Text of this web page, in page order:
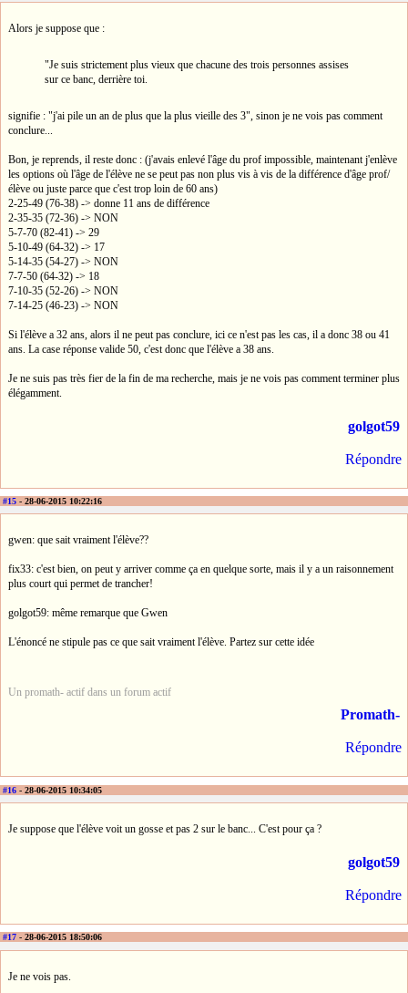
Alors je suppose que :
"Je suis strictement plus vieux que chacune des trois personnes assises
sur ce banc, derrière toi.
signifie : "j'ai pile un an de plus que la plus vieille des 3", sinon je ne vois pas comment
conclure...
Bon, je reprends, il reste donc : (j'avais enlevé l'âge du prof impossible, maintenant j'enlève
les options où l'âge de l'élève ne se peut pas non plus vis à vis de la différence d'âge prof/
élève ou juste parce que c'est trop loin de 60 ans)
2-25-49 (76-38) -> donne 11 ans de différence
2-35-35 (72-36) -> NON
5-7-70 (82-41) -> 29
5-10-49 (64-32) -> 17
5-14-35 (54-27) -> NON
7-7-50 (64-32) -> 18
7-10-35 (52-26) -> NON
7-14-25 (46-23) -> NON
Si l'élève a 32 ans, alors il ne peut pas conclure, ici ce n'est pas les cas, il a donc 38 ou 41
ans. La case réponse valide 50, c'est donc que l'élève a 38 ans.
Je ne suis pas très fier de la fin de ma recherche, mais je ne vois pas comment terminer plus
élégamment.
golgot59
Répondre
#15 - 28-06-2015 10:22:16
gwen: que sait vraiment l'élève??
fix33: c'est bien, on peut y arriver comme ça en quelque sorte, mais il y a un raisonnement
plus court qui permet de trancher!
golgot59: même remarque que Gwen
L'énoncé ne stipule pas ce que sait vraiment l'élève. Partez sur cette idée
Un promath- actif dans un forum actif
Promath-
Répondre
#16 - 28-06-2015 10:34:05
Je suppose que l'élève voit un gosse et pas 2 sur le banc... C'est pour ça ?
golgot59
Répondre
#17 - 28-06-2015 18:50:06
Je ne vois pas.